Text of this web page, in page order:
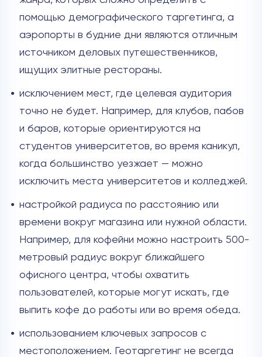
помощью демографического таргетинга, а
аэропорты в будние дни являются отличным
источником деловых путешественников,
ищущих элитные рестораны.
исключением мест, где целевая аудитория
точно не будет. Например, для клубов, пабов
и баров, которые ориентируются на
студентов университетов, во время каникул,
когда большинство уезжает — можно
исключить места университетов и колледжей.
настройкой радиуса по расстоянию или
времени вокруг магазина или нужной области.
Например, для кофейни можно настроить 500-
метровый радиус вокруг ближайшего
офисного центра, чтобы охватить
пользователей, которые могут искать, где
выпить кофе до работы или во время обеда.
использованием ключевых запросов с
местоположением. Геотаргетинг не всегда